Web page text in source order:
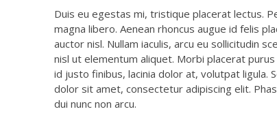
Duis eu egestas mi, tristique placerat lectus.
magna libero. Aenean rhoncus augue id felis
auctor nisl. Nullam iaculis, arcu eu sollicitudin
nisl ut elementum aliquet. Morbi placerat
id justo finibus, lacinia dolor at, volutpat
dolor sit amet, consectetur adipiscing elit.
dui nunc non arcu.